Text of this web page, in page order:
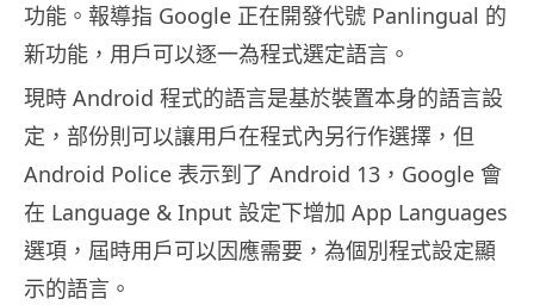
功能。報導指 Google 正在開發代號 Panlingual 的
新功能，用戶可以逐一為程式選定語言。
現時 Android 程式的語言是基於裝置本身的語言設
定，部份則可以讓用戶在程式內另行作選擇，但
Android Police 表示到了 Android 13，Google 會
在 Language & Input 設定下增加 App Languages
選項，屆時用戶可以因應需要，為個別程式設定顯
示的語言。